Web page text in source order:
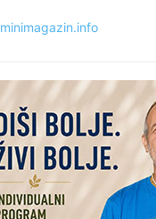
minimagazin.info